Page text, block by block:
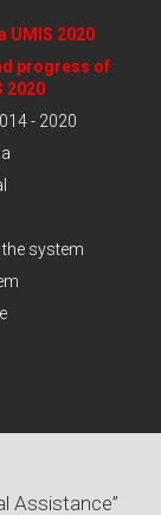
UMIS 2020
progress of
2020
- 2020
system
Assistance”